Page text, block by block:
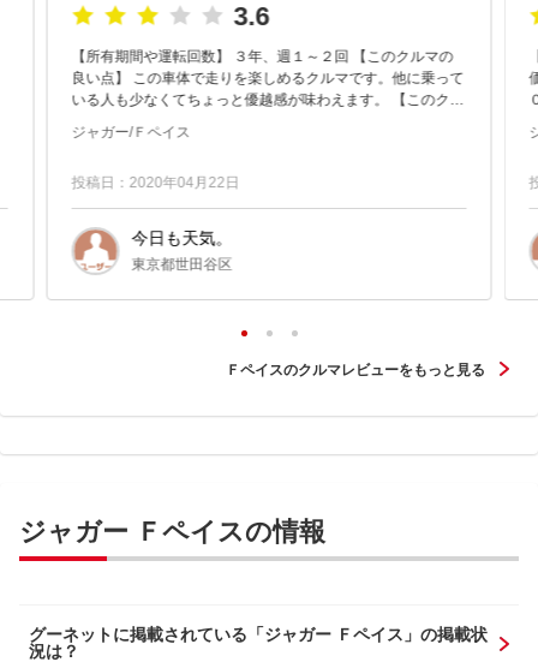
3.6
【所有期間や運転回数】 ３年、週１～２回 【このクルマの
良い点】 この車体で走りを楽しめるクルマです。他に乗って
いる人も少なくてちょっと優越感が味わえます。 【このクル
るとこ...
ジャガー/Ｆペイス
投稿日：2020年04月22日
今日も天気。
東京都世田谷区
Ｆペイスのクルマレビューをもっと見る
ジャガー Ｆペイスの情報
グーネットに掲載されている「ジャガー Ｆペイス」の掲載状
況は？